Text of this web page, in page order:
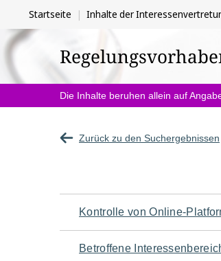
Sie
befinden
sich
hier:
Startseite Inhalte der
Die Inhalte beruhen allein auf
Zurück zu den Suchergebnissen
Navigation
für
Kontrolle von Online-
Betroffene